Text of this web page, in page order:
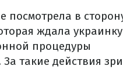
посмотрела в
ждала украинку
процедуры
такие действия